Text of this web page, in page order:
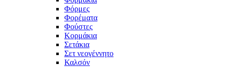
Φόρμες
Φορέματα
Φούστες
Κορμάκια
Σετάκια
Σετ νεογέννητο
Καλσόν